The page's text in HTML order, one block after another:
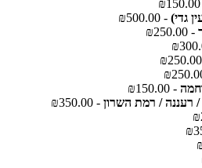
גדי) - ₪500.00
- ₪250.00
- ₪150.00
רעננה / רמת השרון - ₪350.00